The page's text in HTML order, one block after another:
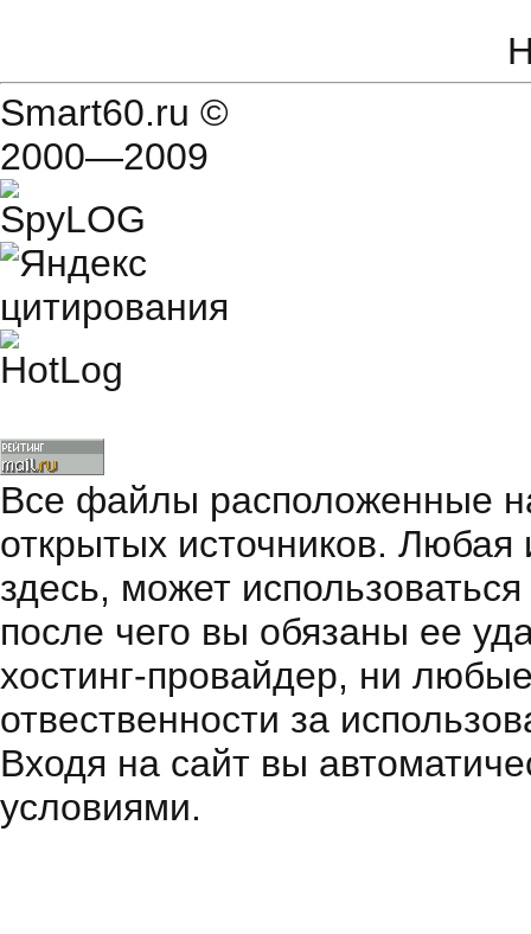
Smart60.ru ©
2000—2009
Все файлы расположенные
открытых источников.
здесь, может
после чего вы обязаны ее
хостинг-провайдер, ни
отвественности за
Входя на сайт вы
условиями.